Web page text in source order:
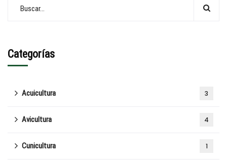
Categorías
Acuicultura 3
Avicultura 4
Cunicultura 1